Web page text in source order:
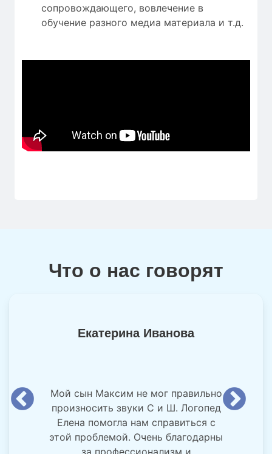
сопровождающего, вовлечение в
обучение разного медиа материала и т.д.
Что о нас говорят
Екатерина Иванова
Мой сын Максим не мог правильно
произносить звуки С и Ш. Логопед
Елена помогла нам справиться с
этой проблемой. Очень благодарны
за профессионализм и